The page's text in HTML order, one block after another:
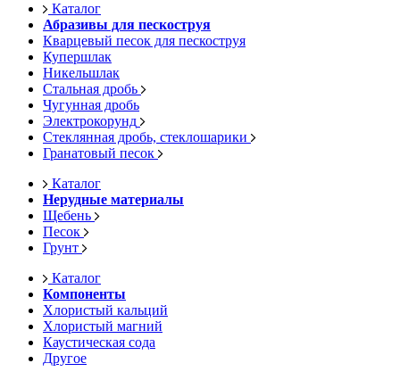
Каталог
Абразивы для пескоструя
Кварцевый песок для пескоструя
Купершлак
Никельшлак
Стальная дробь
Чугунная дробь
Электрокорунд
Стеклянная дробь, стеклошарики
Гранатовый песок
Каталог
Нерудные материалы
Щебень
Песок
Грунт
Каталог
Компоненты
Хлористый кальций
Хлористый магний
Каустическая сода
Другое